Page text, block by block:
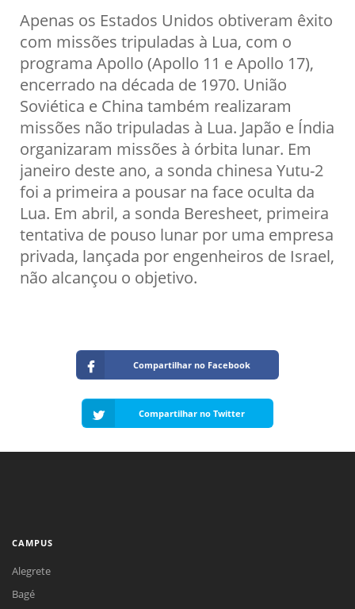
Apenas os Estados Unidos obtiveram êxito
com missões tripuladas à Lua, com o
programa Apollo (Apollo 11 e Apollo 17),
encerrado na década de 1970. União
Soviética e China também realizaram
missões não tripuladas à Lua. Japão e Índia
organizaram missões à órbita lunar. Em
janeiro deste ano, a sonda chinesa Yutu-2
foi a primeira a pousar na face oculta da
Lua. Em abril, a sonda Beresheet, primeira
tentativa de pouso lunar por uma empresa
privada, lançada por engenheiros de Israel,
não alcançou o objetivo.
Compartilhar no Facebook
Compartilhar no Twitter
CAMPUS
Alegrete
Bagé